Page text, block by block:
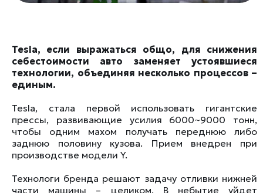
Tesla, если выражаться общо, для снижения
себестоимости авто заменяет устоявшиеся
технологии, объединяя несколько процессов –
единым.
Tesla, стала первой использовать гигантские
прессы, развивающие усилия 6000~9000 тонн,
чтобы одним махом получать переднюю либо
заднюю половину кузова. Прием внедрен при
производстве модели Y.
Технологи бренда решают задачу отливки нижней
части машины – целиком. В небытие уйдет